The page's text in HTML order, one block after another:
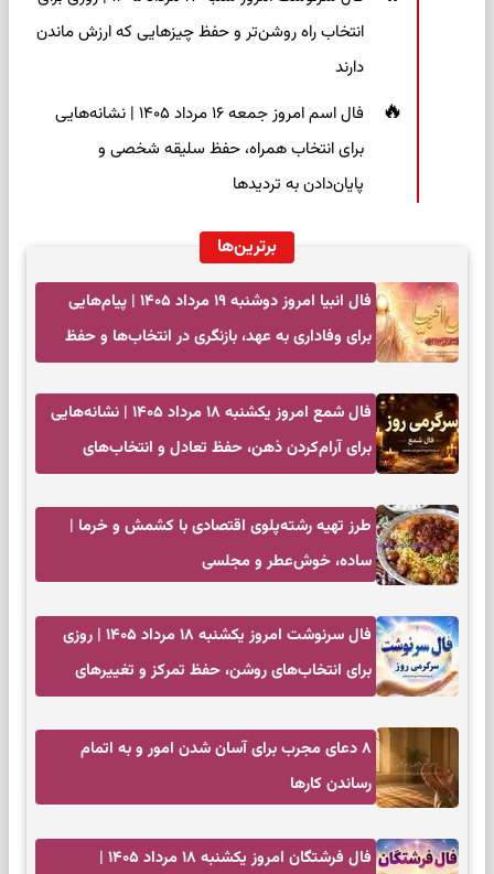
انتخاب راه روشن‌تر و حفظ چیزهایی که ارزش ماندن
دارند
فال اسم امروز جمعه ۱۶ مرداد ۱۴۰۵ | نشانه‌هایی
برای انتخاب همراه، حفظ سلیقه شخصی و
پایان‌دادن به تردیدها
برترین‌ها
فال انبیا امروز دوشنبه ۱۹ مرداد ۱۴۰۵ | پیام‌هایی
برای وفاداری به عهد، بازنگری در انتخاب‌ها و حفظ
فال شمع امروز یکشنبه ۱۸ مرداد ۱۴۰۵ | نشانه‌هایی
برای آرام‌کردن ذهن، حفظ تعادل و انتخاب‌های
طرز تهیه رشته‌پلوی اقتصادی با کشمش و خرما |
ساده، خوش‌عطر و مجلسی
فال سرنوشت امروز یکشنبه ۱۸ مرداد ۱۴۰۵ | روزی
برای انتخاب‌های روشن، حفظ تمرکز و تغییرهای
۸ دعای مجرب برای آسان شدن امور و به اتمام
رساندن کار‌ها
فال فرشتگان امروز یکشنبه ۱۸ مرداد ۱۴۰۵ |